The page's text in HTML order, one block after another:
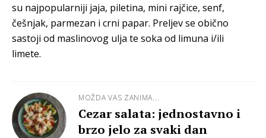
su najpopularniji jaja, piletina, mini rajčice, senf,
češnjak, parmezan i crni papar. Preljev se obično
sastoji od maslinovog ulja te soka od limuna i/ili
limete.
MOŽDA VAS ZANIMA...
Cezar salata: jednostavno i
brzo jelo za svaki dan